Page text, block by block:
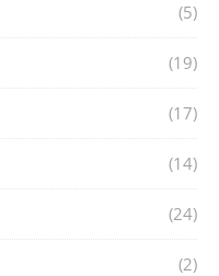
(5)
(19)
(17)
(14)
(24)
(2)